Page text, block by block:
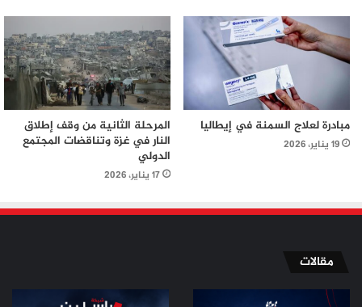
مبادرة لعلاج السمنة في إيطاليا
19 يناير، 2026
المرحلة الثانية من وقف إطلاق
النار في غزة وتناقضات المجتمع
الدولي
17 يناير، 2026
مقالات
من